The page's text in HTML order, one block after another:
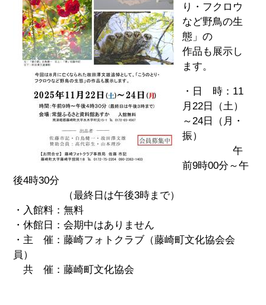
り・フクロウ
など野鳥の生
態」の
作品も展示し
ます。
・日 時：11
月22日（土）
～24日（月・
振）
午
前9時00分～午
後4時30分
（最終日は午後3時まで）
・入館料：無料
・休館日：会期中はありません
・主 催：藤崎フォトクラブ（藤崎町文化協会会
員）
共 催：藤崎町文化協会